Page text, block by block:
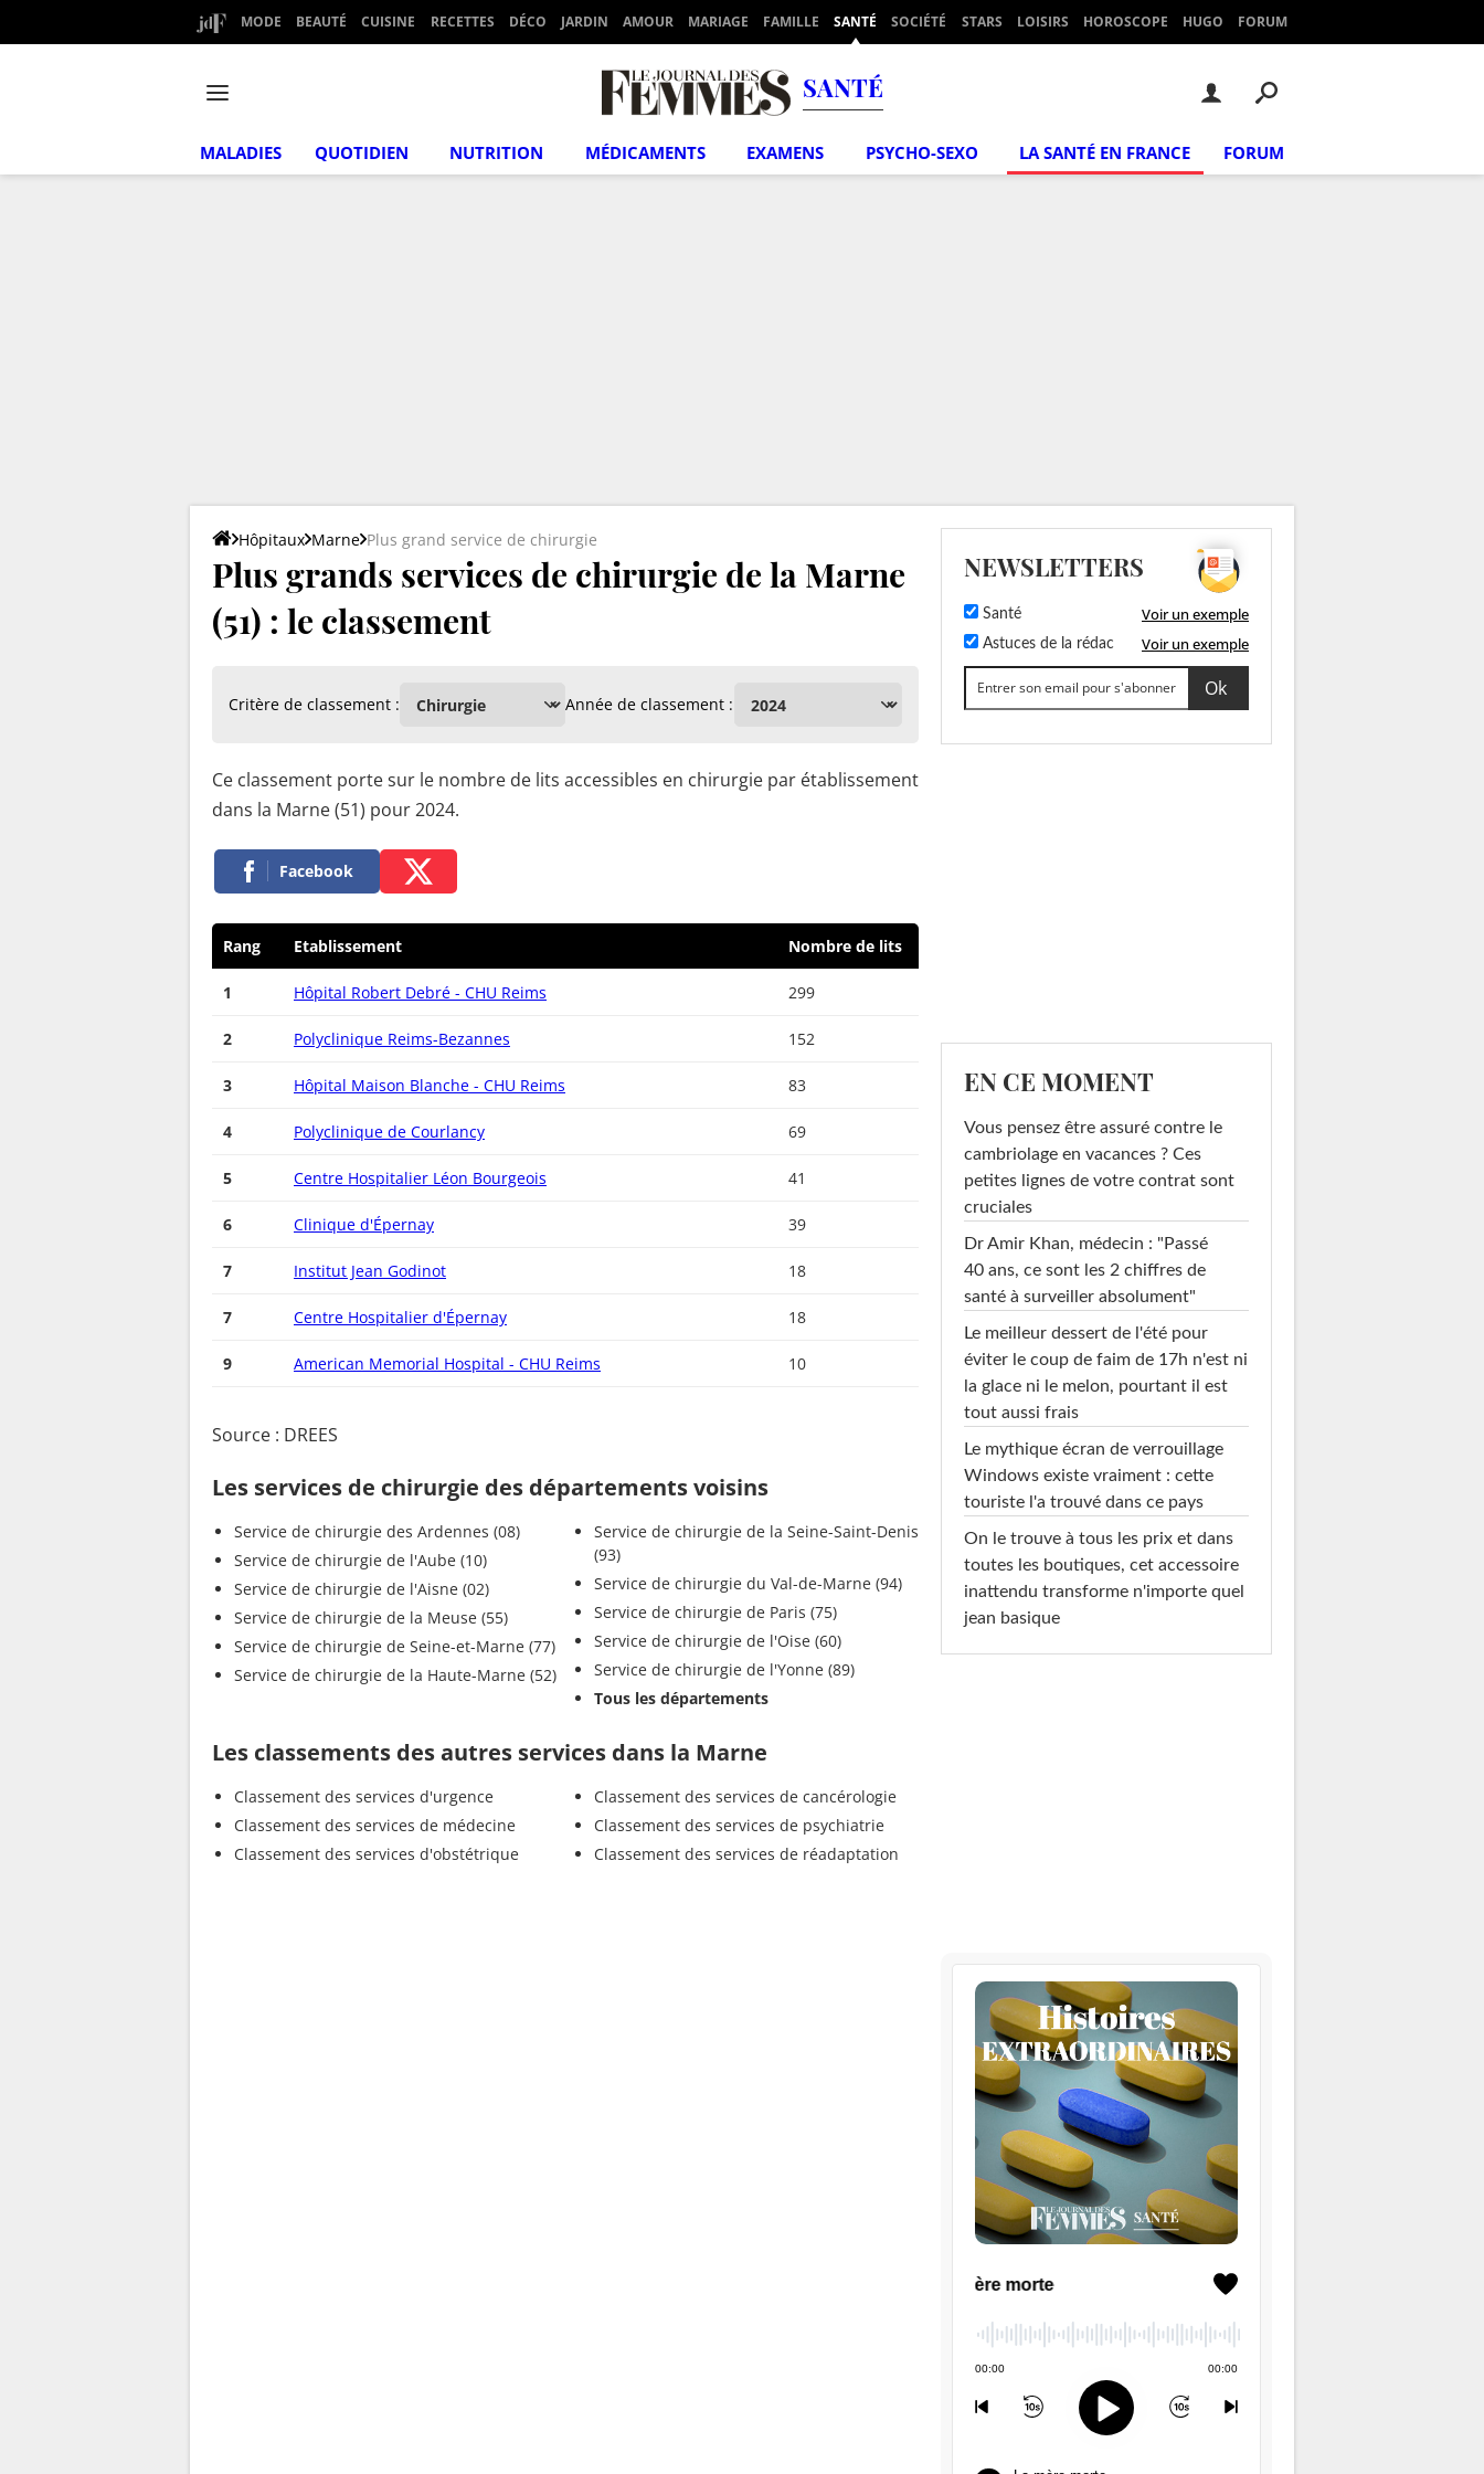
MODE BEAUTÉ CUISINE RECETTES DÉCO JARDIN AMOUR MARIAGE FAMILLE SANTÉ SOCIÉTÉ STARS LOISIRS HOROSCOPE HUGO FORUM
SANTÉ
MALADIES QUOTIDIEN NUTRITION MÉDICAMENTS EXAMENS PSYCHO-SEXO LA SANTÉ EN FRANCE FORUM
Hôpitaux Marne Plus grand service de chirurgie
Plus grands services de chirurgie de la Marne
(51) : le classement
Critère de classement : Année de classement :
Ce classement porte sur le nombre de lits accessibles en chirurgie par établissement
dans la Marne (51) pour 2024.
Facebook
Rang Etablissement Nombre de lits
1 Hôpital Robert Debré - CHU Reims 299
2 Polyclinique Reims-Bezannes 152
3 Hôpital Maison Blanche - CHU Reims 83
4 Polyclinique de Courlancy 69
5 Centre Hospitalier Léon Bourgeois 41
6 Clinique d'Épernay 39
7 Institut Jean Godinot 18
7 Centre Hospitalier d'Épernay 18
9 American Memorial Hospital - CHU Reims 10
Source : DREES
Les services de chirurgie des départements voisins
Service de chirurgie des Ardennes (08)
Service de chirurgie de l'Aube (10)
Service de chirurgie de l'Aisne (02)
Service de chirurgie de la Meuse (55)
Service de chirurgie de Seine-et-Marne (77)
Service de chirurgie de la Haute-Marne (52)
Service de chirurgie de la Seine-Saint-Denis
(93)
Service de chirurgie du Val-de-Marne (94)
Service de chirurgie de Paris (75)
Service de chirurgie de l'Oise (60)
Service de chirurgie de l'Yonne (89)
Tous les départements
Les classements des autres services dans la Marne
Classement des services d'urgence
Classement des services de médecine
Classement des services d'obstétrique
Classement des services de cancérologie
Classement des services de psychiatrie
Classement des services de réadaptation
NEWSLETTERS
Santé Voir un exemple
Astuces de la rédac Voir un exemple
EN CE MOMENT
Vous pensez être assuré contre le
cambriolage en vacances ? Ces
petites lignes de votre contrat sont
cruciales
Dr Amir Khan, médecin : "Passé
40 ans, ce sont les 2 chiffres de
santé à surveiller absolument"
Le meilleur dessert de l'été pour
éviter le coup de faim de 17h n'est ni
la glace ni le melon, pourtant il est
tout aussi frais
Le mythique écran de verrouillage
Windows existe vraiment : cette
touriste l'a trouvé dans ce pays
On le trouve à tous les prix et dans
toutes les boutiques, cet accessoire
inattendu transforme n'importe quel
jean basique